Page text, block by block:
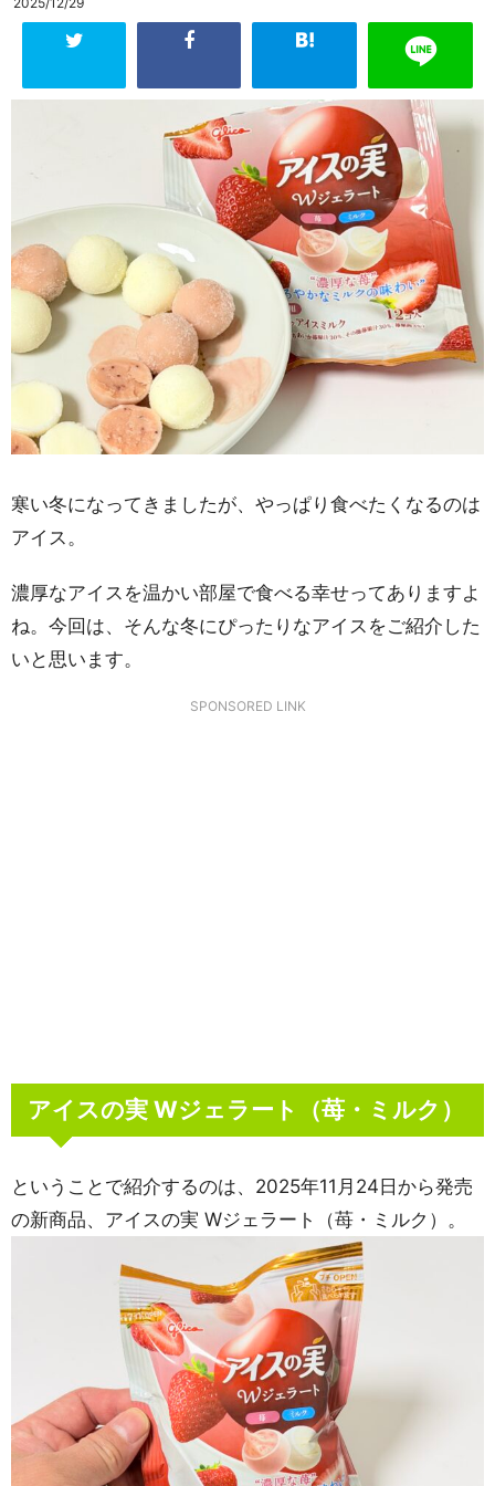
寒い冬になってきましたが、やっぱり食べたくなるのは
アイス。
濃厚なアイスを温かい部屋で食べる幸せってありますよ
ね。今回は、そんな冬にぴったりなアイスをご紹介した
いと思います。
SPONSORED LINK
アイスの実 Wジェラート（苺・ミルク）
ということで紹介するのは、2025年11月24日から発売
の新商品、アイスの実 Wジェラート（苺・ミルク）。